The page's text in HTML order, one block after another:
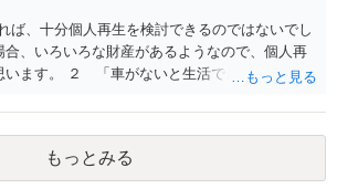
、十分個人再生を検討できるのではないでし
合、いろいろな財産があるようなので、個人再
います。 ２ 「車がないと生活できない」とい
点にかかってきます。 ３ 先に回答したとお
再生です。
もっとみる